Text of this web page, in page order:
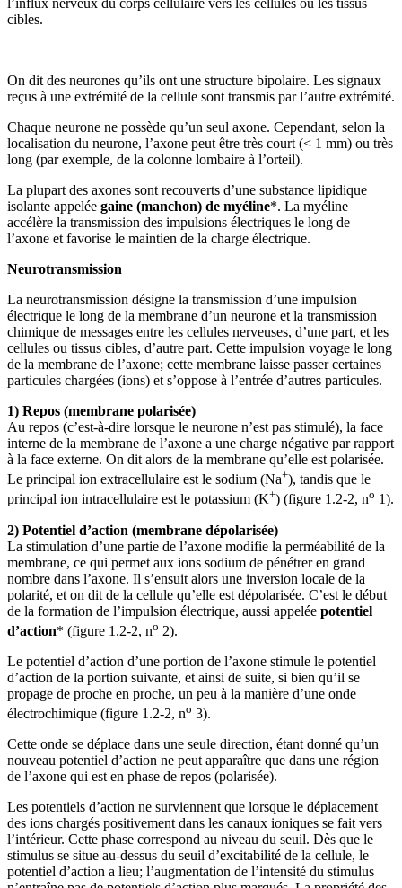
cibles.
On dit des neurones qu’ils ont une structure bipolaire. Les signaux
reçus à une extrémité de la cellule sont transmis par l’autre extrémité.
Chaque neurone ne possède qu’un seul axone. Cependant, selon la
localisation du neurone, l’axone peut être très court (< 1 mm) ou très
long (par exemple, de la colonne lombaire à l’orteil).
La plupart des axones sont recouverts d’une substance lipidique
isolante appelée gaine (manchon) de myéline*. La myéline
accélère la transmission des impulsions électriques le long de
l’axone et favorise le maintien de la charge électrique.
Neurotransmission
La neurotransmission désigne la transmission d’une impulsion
électrique le long de la membrane d’un neurone et la transmission
chimique de messages entre les cellules nerveuses, d’une part, et les
cellules ou tissus cibles, d’autre part. Cette impulsion voyage le long
de la membrane de l’axone; cette membrane laisse passer certaines
particules chargées (ions) et s’oppose à l’entrée d’autres particules.
1) Repos (membrane polarisée)
Au repos (c’est-à-dire lorsque le neurone n’est pas stimulé), la face
interne de la membrane de l’axone a une charge négative par rapport
à la face externe. On dit alors de la membrane qu’elle est polarisée.
Le principal ion extracellulaire est le sodium (Na+), tandis que le
principal ion intracellulaire est le potassium (K+) (figure 1.2‑2, no 1).
2) Potentiel d’action (membrane dépolarisée)
La stimulation d’une partie de l’axone modifie la perméabilité de la
membrane, ce qui permet aux ions sodium de pénétrer en grand
nombre dans l’axone. Il s’ensuit alors une inversion locale de la
polarité, et on dit de la cellule qu’elle est dépolarisée. C’est le début
de la formation de l’impulsion électrique, aussi appelée potentiel
d’action* (figure 1.2‑2, no 2).
Le potentiel d’action d’une portion de l’axone stimule le potentiel
d’action de la portion suivante, et ainsi de suite, si bien qu’il se
propage de proche en proche, un peu à la manière d’une onde
électrochimique (figure 1.2‑2, no 3).
Cette onde se déplace dans une seule direction, étant donné qu’un
nouveau potentiel d’action ne peut apparaître que dans une région
de l’axone qui est en phase de repos (polarisée).
Les potentiels d’action ne surviennent que lorsque le déplacement
des ions chargés positivement dans les canaux ioniques se fait vers
l’intérieur. Cette phase correspond au niveau du seuil. Dès que le
stimulus se situe au-dessus du seuil d’excitabilité de la cellule, le
potentiel d’action a lieu; l’augmentation de l’intensité du stimulus